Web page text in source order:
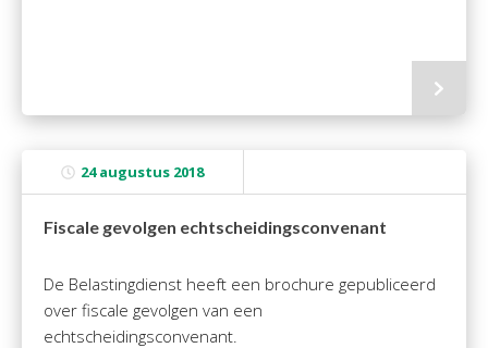
BaseCone – Facturen
Klantenportaal – Online dossiers
Online Salaris – Salarissen
24 augustus 2018
Fiscale gevolgen echtscheidingsconvenant
De Belastingdienst heeft een brochure gepubliceerd
over fiscale gevolgen van een
echtscheidingsconvenant.